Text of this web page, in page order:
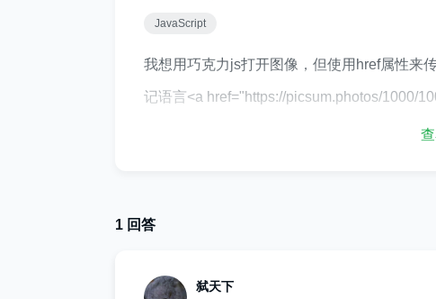
JavaScript
我想用巧克力js打开图像，但使用href属性来
记语言<a href="https://picsum.photos/
m.photos/1000/1000', title: 'image caption a'
1 回答
弑天下